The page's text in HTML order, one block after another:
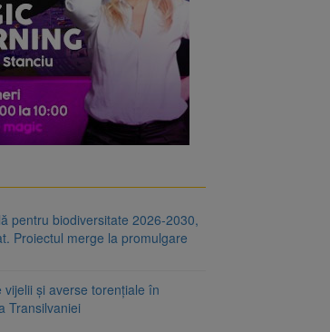
pentru biodiversitate 2026-2030,
Proiectul merge la promulgare
și averse torențiale în
Transilvaniei